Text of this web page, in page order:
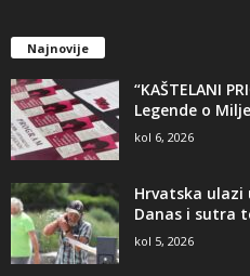
Najnovije
“KAŠTELANI
Legende o
kol 6, 2026
Hrvatska
Danas i sutra
kol 5, 2026